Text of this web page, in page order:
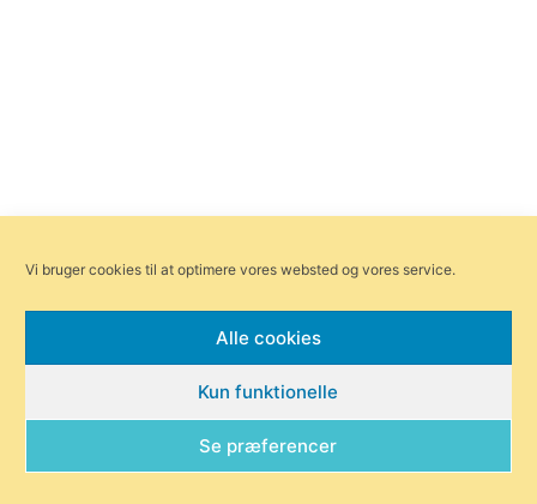
Vi bruger cookies til at optimere vores websted og vores service.
Alle cookies
Kun funktionelle
Se præferencer